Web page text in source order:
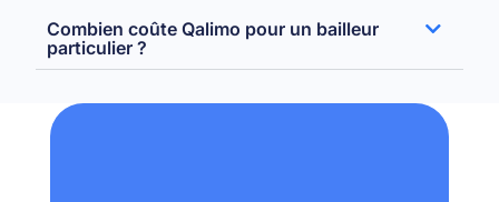
Combien coûte Qalimo pour un bailleur
particulier ?